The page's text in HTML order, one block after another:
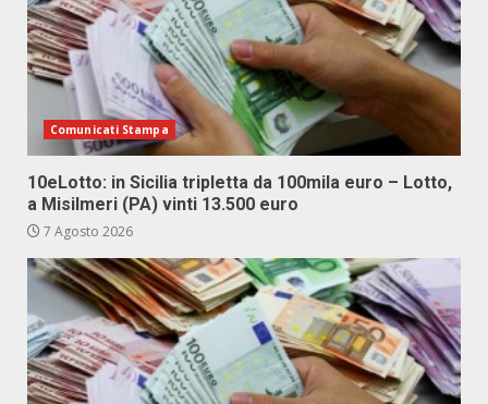
Comunicati Stampa
10eLotto: in Sicilia tripletta da 100mila euro – Lotto,
a Misilmeri (PA) vinti 13.500 euro
7 Agosto 2026